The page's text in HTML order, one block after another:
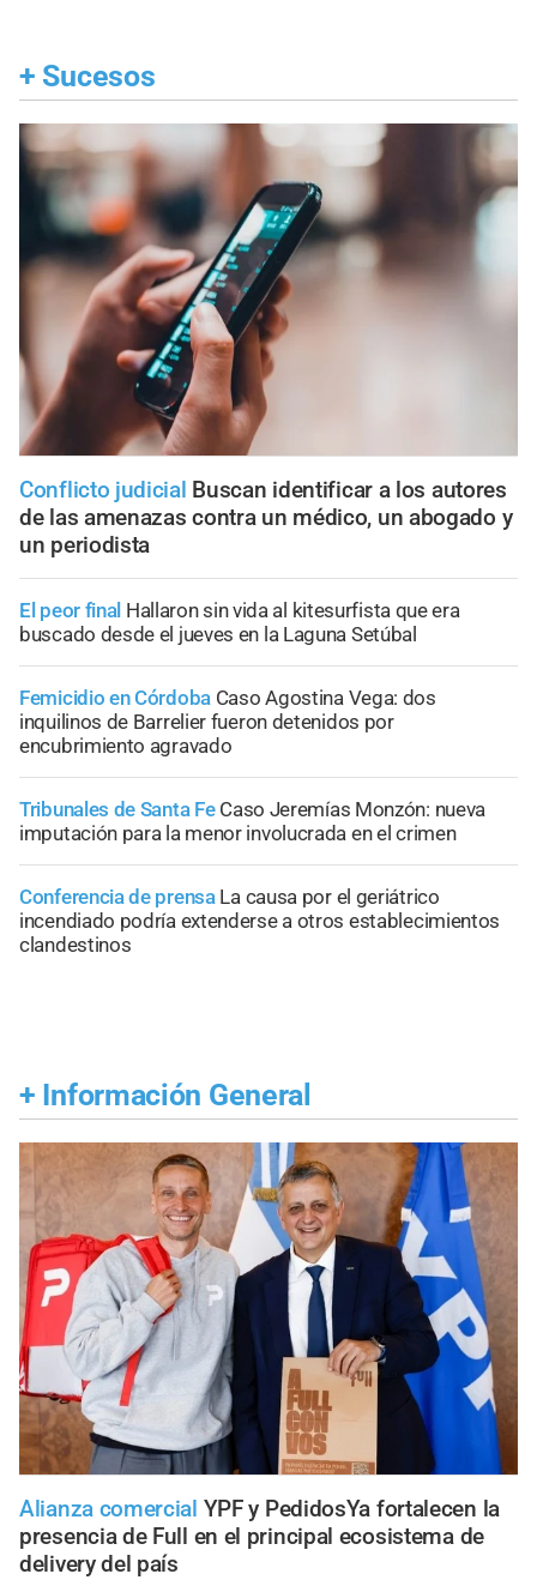
+ Sucesos
Conflicto judicial Buscan identificar a los autores
de las amenazas contra un médico, un abogado y
un periodista
El peor final Hallaron sin vida al kitesurfista que era
buscado desde el jueves en la Laguna Setúbal
Femicidio en Córdoba Caso Agostina Vega: dos
inquilinos de Barrelier fueron detenidos por
encubrimiento agravado
Tribunales de Santa Fe Caso Jeremías Monzón: nueva
imputación para la menor involucrada en el crimen
Conferencia de prensa La causa por el geriátrico
incendiado podría extenderse a otros establecimientos
clandestinos
+ Información General
Alianza comercial YPF y PedidosYa fortalecen la
presencia de Full en el principal ecosistema de
delivery del país